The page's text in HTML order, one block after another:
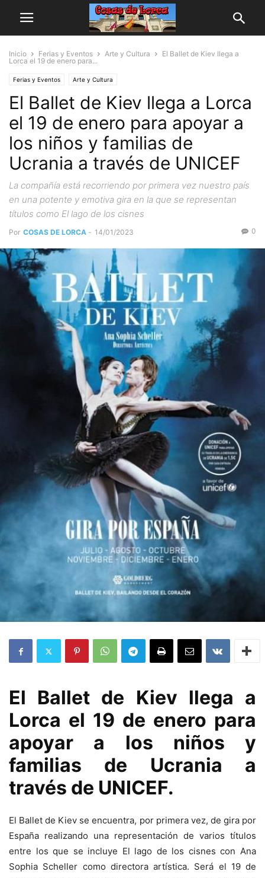
Inicio Ferias y Eventos Arte y Cultura
El Ballet de Kiev llega a
Lorca el 19 de enero para...
Ferias y Eventos Arte y Cultura
El Ballet de Kiev llega a Lorca
el 19 de enero para apoyar a
los niños y familias de
Ucrania a través de UNICEF
La compañía está recorriendo por primera vez nuestro país
en una potente y emotiva gira en la que se representan
títulos como El lago de los cisnes
Por COSAS DE LORCA - 14/01/2023 0
El Ballet de Kiev llega a
Lorca el 19 de enero para
apoyar a los niños y
familias de Ucrania a
través de UNICEF.
El Ballet de Kiev se encuentra, por primera vez, de gira por
España realizando una representación de varios títulos
entre los que se incluye El lago de los cisnes con Ana
Sophia Scheller como directora artística. Será el 19 de